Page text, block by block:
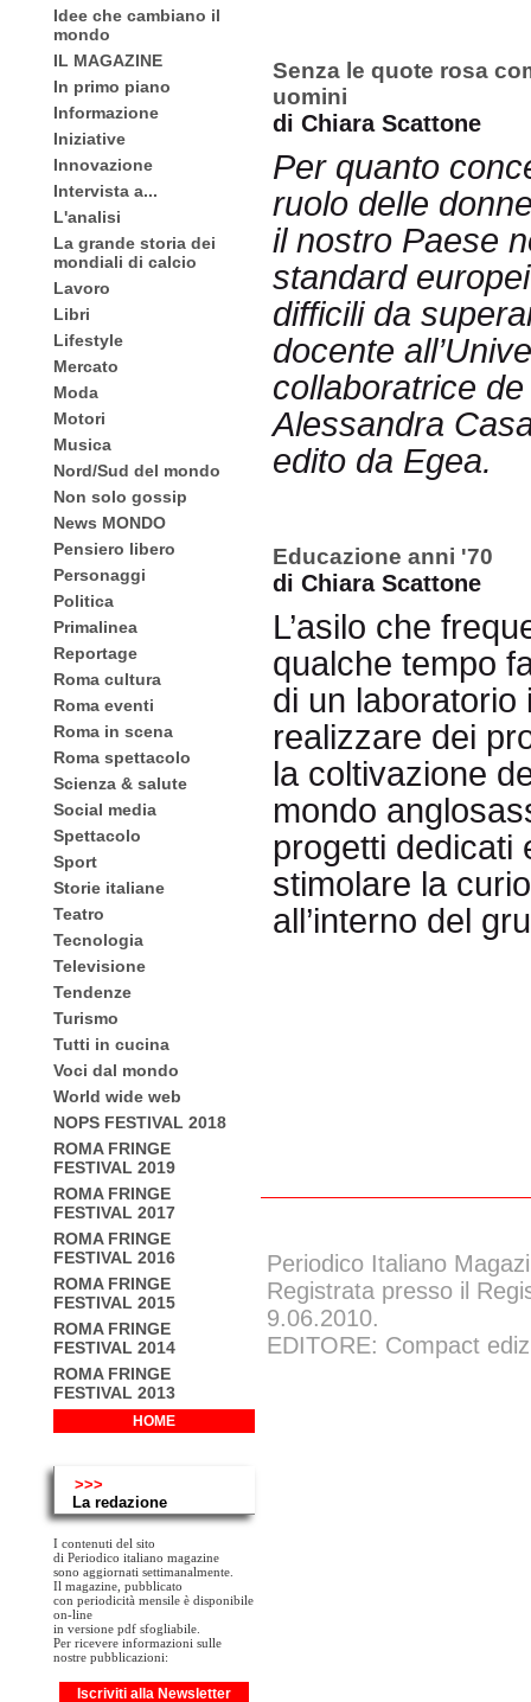
Idee che cambiano il
mondo
IL MAGAZINE
In primo piano
Informazione
Iniziative
Innovazione
Intervista a...
L'analisi
La grande storia dei
mondiali di calcio
Lavoro
Libri
Lifestyle
Mercato
Moda
Motori
Musica
Nord/Sud del mondo
Non solo gossip
News MONDO
Pensiero libero
Personaggi
Politica
Primalinea
Reportage
Roma cultura
Roma eventi
Roma in scena
Roma spettacolo
Scienza & salute
Social media
Spettacolo
Sport
Storie italiane
Teatro
Tecnologia
Televisione
Tendenze
Turismo
Tutti in cucina
Voci dal mondo
World wide web
NOPS FESTIVAL 2018
ROMA FRINGE
FESTIVAL 2019
ROMA FRINGE
FESTIVAL 2017
ROMA FRINGE
FESTIVAL 2016
ROMA FRINGE
FESTIVAL 2015
ROMA FRINGE
FESTIVAL 2014
ROMA FRINGE
FESTIVAL 2013
HOME
>>>
La redazione
I contenuti del sito
di Periodico italiano magazine
sono aggiornati settimanalmente.
Il magazine, pubblicato
con periodicità mensile è disponibile
on-line
in versione pdf sfogliabile.
Per ricevere informazioni sulle
nostre pubblicazioni:
Iscriviti alla Newsletter
Senza le quote rosa
uomini
di Chiara Scattone
Per quanto
ruolo delle
il nostro Paese
standard
difficili da
docente
collaboratrice
Alessandra
edito da Egea.
Educazione anni '70
di Chiara Scattone
L’asilo che
qualche tempo
di un laboratorio
realizzare dei
la coltivazione
mondo
progetti dedicati
stimolare la
all’interno del
Periodico Italiano
Registrata presso il
9.06.2010.
EDITORE: Compact